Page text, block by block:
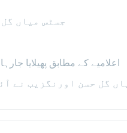
جسٹس میاں
اعلامیے کے مطابق پھیلایا
گل حسن اورنگزیب نے